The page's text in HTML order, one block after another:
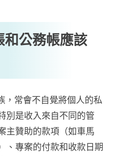
和公務帳應該
，常會不自覺將個人的私
別是收入來自不同的管
主贊助的款項（如車馬
、專案的付款和收款日期